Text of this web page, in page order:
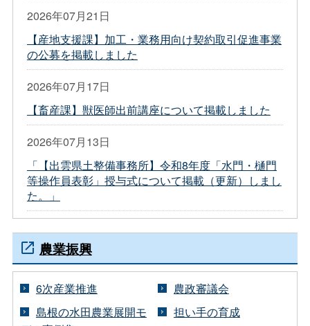
2026年07月21日
【産地支援課】加工・業務用向け契約取引促進事業
の公募を掲載しました
2026年07月17日
【畜産課】獣医師出前講座について掲載しました
2026年07月13日
「【出雲県土整備事務所】令和8年度「水門・樋門
等操作員表彰」授与式について掲載（更新）しまし
た。」
農業振興
6次産業推進
農政審議会
島根の水田農業展開モ
担い手の育成